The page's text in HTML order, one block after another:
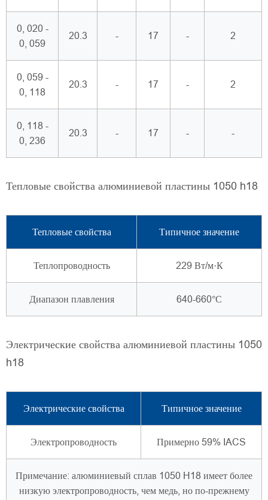
0, 020 -
0, 059
20.3 - 17 - 2
0, 059 -
0, 118
20.3 - 17 - 2
0, 118 -
0, 236
20.3 - 17 - -
Тепловые свойства алюминиевой пластины 1050 h18
Тепловые свойства Типичное значение
Теплопроводность 229 Вт/м·К
Диапазон плавления 640-660°С
Электрические свойства алюминиевой пластины 1050
h18
Электрические свойства Типичное значение
Электропроводность Примерно 59% IACS
Примечание: алюминиевый сплав 1050 H18 имеет более
низкую электропроводность, чем медь, но по-прежнему